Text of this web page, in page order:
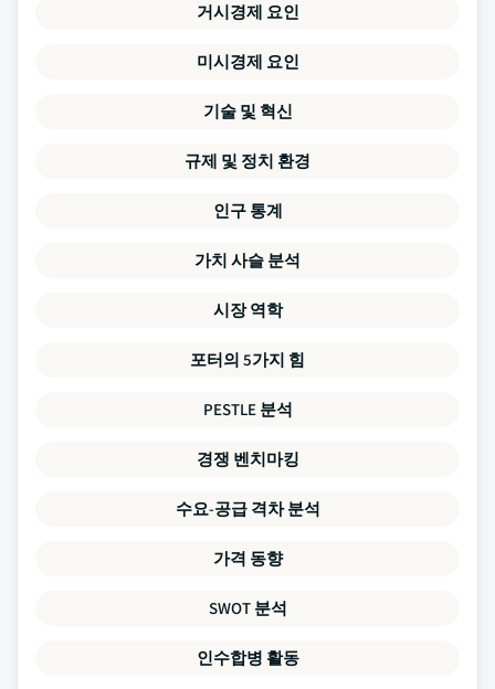
거시경제 요인
미시경제 요인
기술 및 혁신
규제 및 정치 환경
인구 통계
가치 사슬 분석
시장 역학
포터의 5가지 힘
PESTLE 분석
경쟁 벤치마킹
수요-공급 격차 분석
가격 동향
SWOT 분석
인수합병 활동